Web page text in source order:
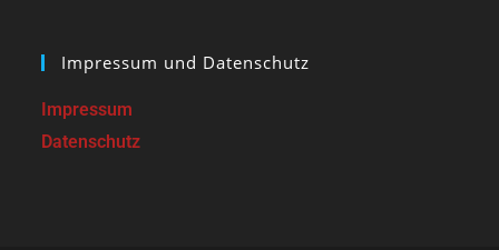
Impressum und Datenschutz
Impressum
Datenschutz